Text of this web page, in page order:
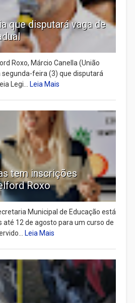
que disputará vaga de
Roxo, Márcio Canella (União
segunda-feira (3) que disputará
Legi...
Leia Mais
tem inscrições
Roxo
Municipal de Educação está
até 12 de agosto para um curso de
Leia Mais